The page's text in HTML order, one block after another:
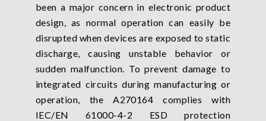
been a major concern in electronic product
design, as normal operation can easily be
disrupted when devices are exposed to static
discharge, causing unstable behavior or
sudden malfunction. To prevent damage to
integrated circuits during manufacturing or
operation, the A270164 complies with
IEC/EN 61000-4-2 ESD protection